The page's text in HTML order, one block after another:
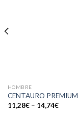
HOMBRE
CENTAURO PREMIUM
11,28€– 14,74€